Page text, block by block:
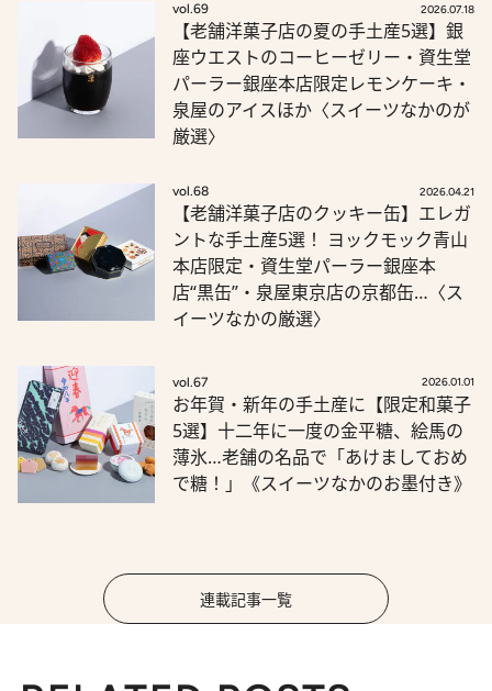
vol.69 2026.07.18
【老舗洋菓子店の夏の手土産5選】銀
座ウエストのコーヒーゼリー・資生堂
パーラー銀座本店限定レモンケーキ・
泉屋のアイスほか〈スイーツなかのが
厳選〉
vol.68 2026.04.21
【老舗洋菓子店のクッキー缶】エレガ
ントな手土産5選！ ヨックモック青山
本店限定・資生堂パーラー銀座本
店“黒缶”・泉屋東京店の京都缶…〈ス
イーツなかの厳選〉
vol.67 2026.01.01
お年賀・新年の手土産に【限定和菓子
5選】十二年に一度の金平糖、絵馬の
薄氷…老舗の名品で「あけましておめ
で糖！」《スイーツなかのお墨付き》
連載記事一覧